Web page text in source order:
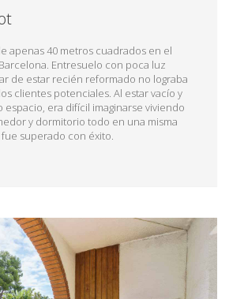
apenas 40 metros cuadrados en el
Entresuelo con poca luz
de estar recién reformado no lograba
clientes potenciales. Al estar vacío y
espacio, era difícil imaginarse viviendo
y dormitorio todo en una misma
superado con éxito.